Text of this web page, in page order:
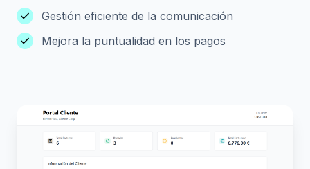
check Gestión eficiente de la comunicación
check Mejora la puntualidad en los pagos